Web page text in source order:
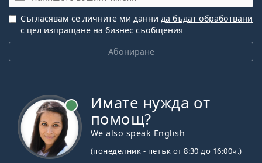
Абониране
Съгласявам се личните ми данни да бъдат обработвани
с цел изпращане на бизнес съобщения
Имате нужда от
помощ?
We also speak English
(понеделник - петък от 8:30 до 16:00ч.)